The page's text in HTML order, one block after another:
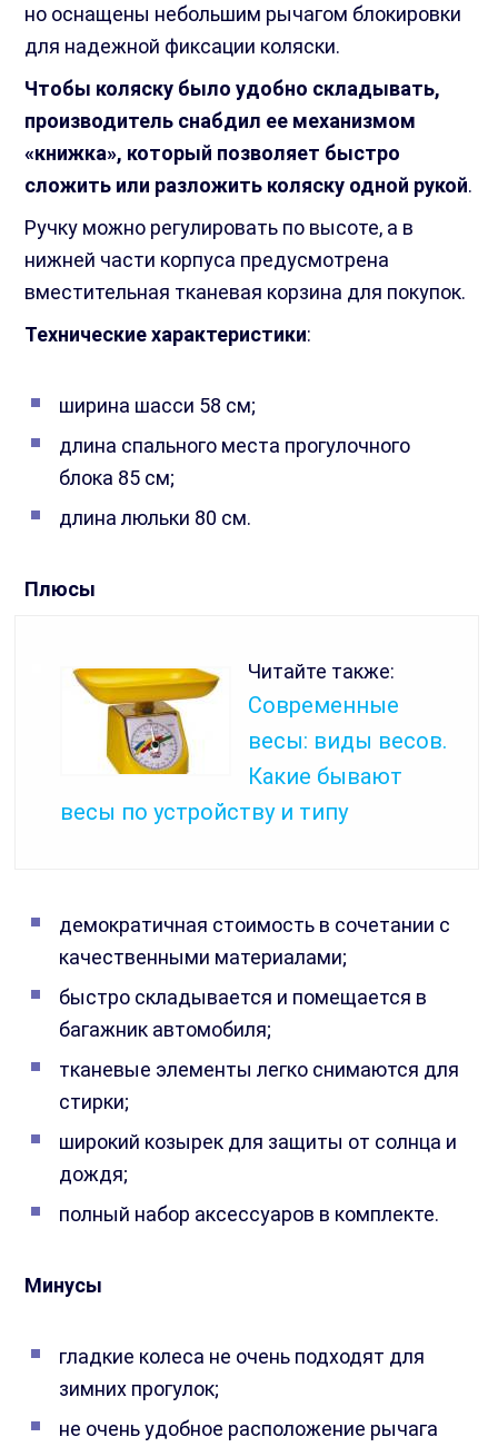
но оснащены небольшим рычагом блокировки
для надежной фиксации коляски.
Чтобы коляску было удобно складывать,
производитель снабдил ее механизмом
«книжка», который позволяет быстро
сложить или разложить коляску одной рукой.
Ручку можно регулировать по высоте, а в
нижней части корпуса предусмотрена
вместительная тканевая корзина для покупок.
Технические характеристики:
ширина шасси 58 см;
длина спального места прогулочного
блока 85 см;
длина люльки 80 см.
Плюсы
Читайте также:
Современные
весы: виды весов.
Какие бывают
весы по устройству и типу
демократичная стоимость в сочетании с
качественными материалами;
быстро складывается и помещается в
багажник автомобиля;
тканевые элементы легко снимаются для
стирки;
широкий козырек для защиты от солнца и
дождя;
полный набор аксессуаров в комплекте.
Минусы
гладкие колеса не очень подходят для
зимних прогулок;
не очень удобное расположение рычага